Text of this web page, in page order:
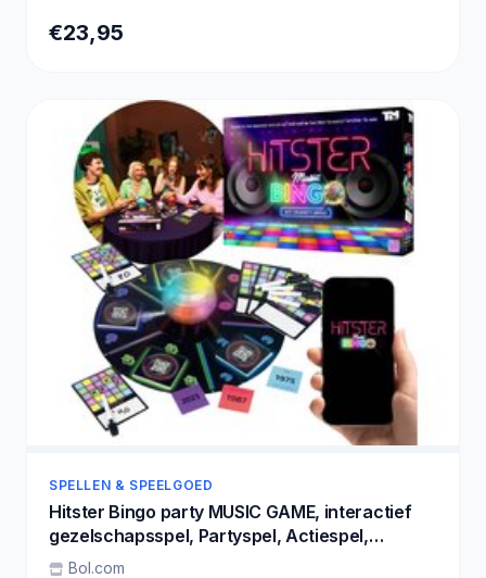
€23,95
SPELLEN & SPEELGOED
Hitster Bingo party MUSIC GAME, interactief
gezelschapsspel, Partyspel, Actiespel,
PLAYGAME
Bol.com